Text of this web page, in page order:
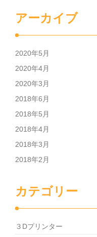
アーカイブ
2020年5月
2020年4月
2020年3月
2018年6月
2018年5月
2018年4月
2018年3月
2018年2月
カテゴリー
３Dプリンター